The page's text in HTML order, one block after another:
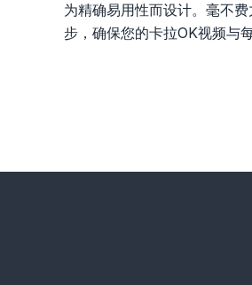
为精确易用性而设计。毫不
步，确保您的卡拉OK视频与